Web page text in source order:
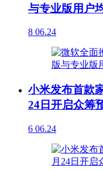
与专业版用户
8 06.24
小米发布首款
24日开启众筹
6 06.24